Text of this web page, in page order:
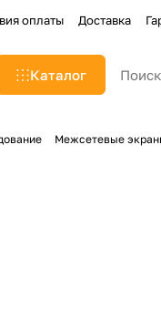
оплаты Доставка
Каталог
Межсетевые